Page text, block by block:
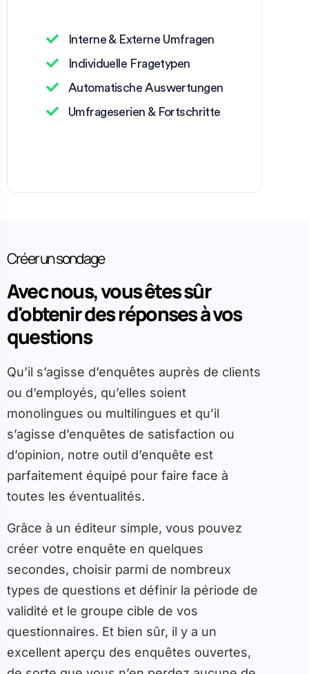
Interne & Externe Umfragen
Individuelle Fragetypen
Automatische Auswertungen
Umfrageserien & Fortschritte
Créer un sondage
Avec nous, vous êtes sûr
d'obtenir des réponses à vos
questions
Qu’il s’agisse d’enquêtes auprès de clients
ou d’employés, qu’elles soient
monolingues ou multilingues et qu’il
s’agisse d’enquêtes de satisfaction ou
d’opinion, notre outil d’enquête est
parfaitement équipé pour faire face à
toutes les éventualités.
Grâce à un éditeur simple, vous pouvez
créer votre enquête en quelques
secondes, choisir parmi de nombreux
types de questions et définir la période de
validité et le groupe cible de vos
questionnaires. Et bien sûr, il y a un
excellent aperçu des enquêtes ouvertes,